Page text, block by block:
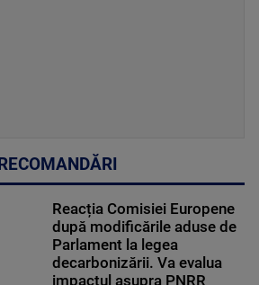
RECOMANDĂRI
Reacția Comisiei Europene
după modificările aduse de
Parlament la legea
decarbonizării. Va evalua
impactul asupra PNRR